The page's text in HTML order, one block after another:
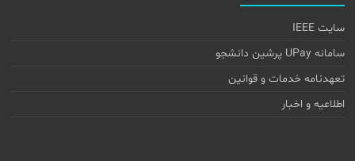
سایت IEEE
سامانه UPay پرشین دانشجو
تعهدنامه خدمات و قوانین
اطلاعیه و اخبار